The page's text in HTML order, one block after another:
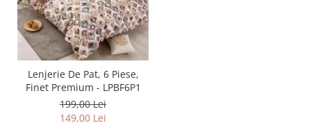
Lenjerie De Pat, 6 Piese,
Finet Premium - LPBF6P1
199,00 Lei
149,00 Lei